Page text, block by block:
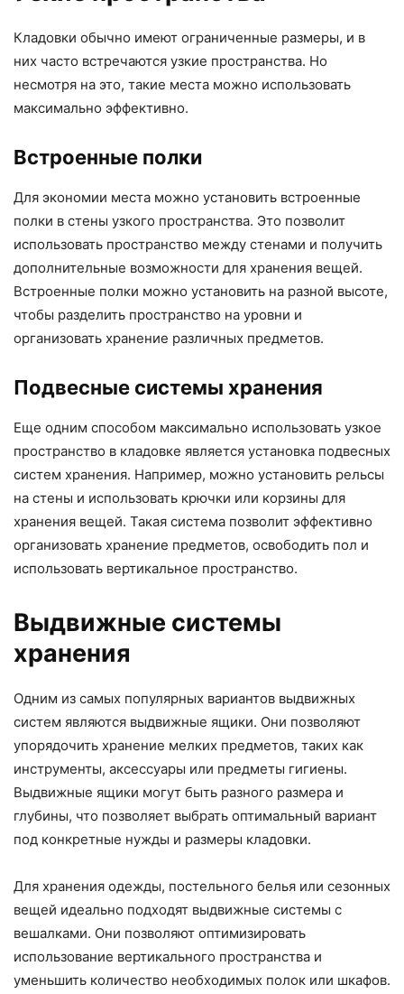
Кладовки обычно имеют ограниченные размеры, и в
них часто встречаются узкие пространства. Но
несмотря на это, такие места можно использовать
максимально эффективно.
Встроенные полки
Для экономии места можно установить встроенные
полки в стены узкого пространства. Это позволит
использовать пространство между стенами и получить
дополнительные возможности для хранения вещей.
Встроенные полки можно установить на разной высоте,
чтобы разделить пространство на уровни и
организовать хранение различных предметов.
Подвесные системы хранения
Еще одним способом максимально использовать узкое
пространство в кладовке является установка подвесных
систем хранения. Например, можно установить рельсы
на стены и использовать крючки или корзины для
хранения вещей. Такая система позволит эффективно
организовать хранение предметов, освободить пол и
использовать вертикальное пространство.
Выдвижные системы
хранения
Одним из самых популярных вариантов выдвижных
систем являются выдвижные ящики. Они позволяют
упорядочить хранение мелких предметов, таких как
инструменты, аксессуары или предметы гигиены.
Выдвижные ящики могут быть разного размера и
глубины, что позволяет выбрать оптимальный вариант
под конкретные нужды и размеры кладовки.
Для хранения одежды, постельного белья или сезонных
вещей идеально подходят выдвижные системы с
вешалками. Они позволяют оптимизировать
использование вертикального пространства и
уменьшить количество необходимых полок или шкафов.